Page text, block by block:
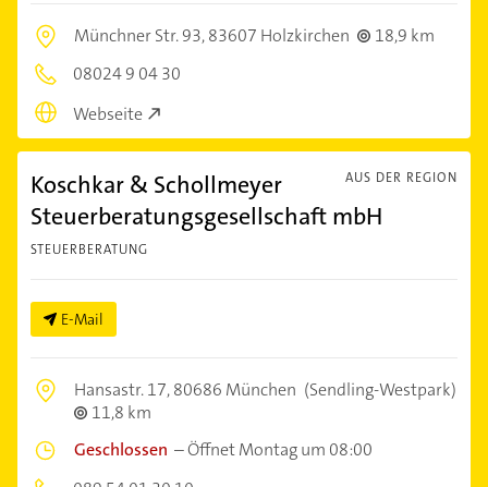
Münchner Str. 93,83607 Holzkirchen
18,9 km
08024 9 04 30
Webseite
AUS DER REGION
Koschkar & Schollmeyer
Steuerberatungsgesellschaft mbH
STEUERBERATUNG
E-Mail
Hansastr. 17,80686 München (Sendling-Westpark)
11,8 km
Geschlossen –Öffnet Montag um 08:00